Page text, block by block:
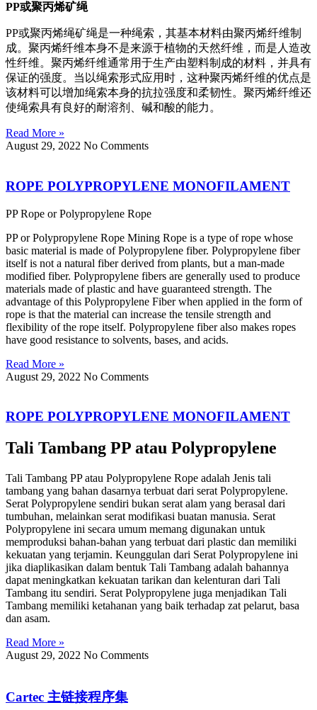
PP或聚丙烯矿绳
PP或聚丙烯绳矿绳是一种绳索，其基本材料由聚丙烯纤维制
成。聚丙烯纤维本身不是来源于植物的天然纤维，而是人造改
性纤维。聚丙烯纤维通常用于生产由塑料制成的材料，并具有
保证的强度。当以绳索形式应用时，这种聚丙烯纤维的优点是
该材料可以增加绳索本身的抗拉强度和柔韧性。聚丙烯纤维还
使绳索具有良好的耐溶剂、碱和酸的能力。
Read More »
August 29, 2022 No Comments
ROPE POLYPROPYLENE MONOFILAMENT
PP Rope or Polypropylene Rope
PP or Polypropylene Rope Mining Rope is a type of rope whose
basic material is made of Polypropylene fiber. Polypropylene fiber
itself is not a natural fiber derived from plants, but a man-made
modified fiber. Polypropylene fibers are generally used to produce
materials made of plastic and have guaranteed strength. The
advantage of this Polypropylene Fiber when applied in the form of
rope is that the material can increase the tensile strength and
flexibility of the rope itself. Polypropylene fiber also makes ropes
have good resistance to solvents, bases, and acids.
Read More »
August 29, 2022 No Comments
ROPE POLYPROPYLENE MONOFILAMENT
Tali Tambang PP atau Polypropylene
Tali Tambang PP atau Polypropylene Rope adalah Jenis tali
tambang yang bahan dasarnya terbuat dari serat Polypropylene.
Serat Polypropylene sendiri bukan serat alam yang berasal dari
tumbuhan, melainkan serat modifikasi buatan manusia. Serat
Polypropylene ini secara umum memang digunakan untuk
memproduksi bahan-bahan yang terbuat dari plastic dan memiliki
kekuatan yang terjamin. Keunggulan dari Serat Polypropylene ini
jika diaplikasikan dalam bentuk Tali Tambang adalah bahannya
dapat meningkatkan kekuatan tarikan dan kelenturan dari Tali
Tambang itu sendiri. Serat Polypropylene juga menjadikan Tali
Tambang memiliki ketahanan yang baik terhadap zat pelarut, basa
dan asam.
Read More »
August 29, 2022 No Comments
Cartec 主链接程序集